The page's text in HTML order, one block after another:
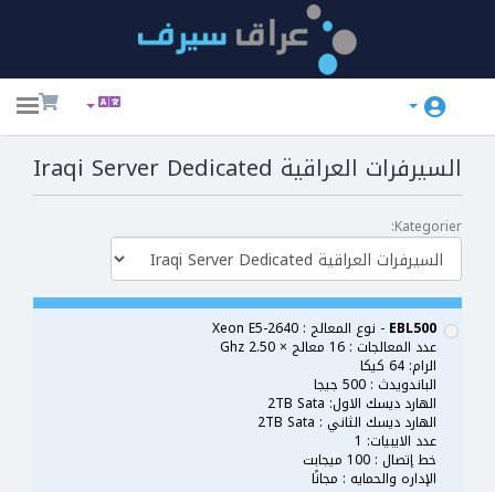
السيرفرات العراقية Iraqi Server Dedicated
Kategorier:
EBL500 - نوع المعالج : Xeon E5-2640
عدد المعالجات : 16 معالج × 2.50 Ghz
الرام: 64 كيكا
الباندويدث : 500 جيجا
الهارد ديسك الاول: 2TB Sata
الهارد ديسك الثاني : 2TB Sata
عدد الايبيات: 1
خط إتصال : 100 ميجابت
الإداره والحمايه : مجانًا